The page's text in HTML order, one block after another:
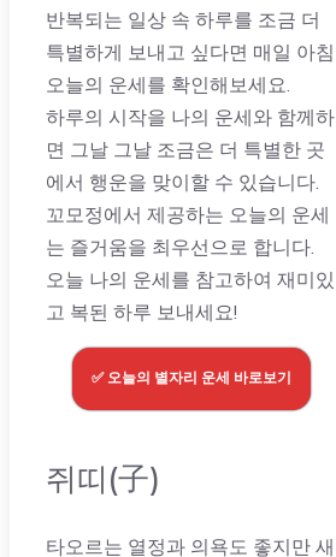
반복되는 일상 속 하루를 조금 더
특별하게 보내고 싶다면 매일 아침
오늘의 운세를 확인해보세요.
하루의 시작을 나의 운세와 함께하
면 그날 그날 조금은 더 특별한 곳
에서 행운을 맞이할 수 있습니다.
꼬모정에서 제공하는 오늘의 운세
는 즐거움을 최우선으로 합니다.
오늘 나의 운세를 참고하여 재미있
고 복된 하루 보내세요!
✅ 오늘의 별자리 운세 바로보기
쥐띠(子)
타오르는 열정과 의욕도 좋지만 새